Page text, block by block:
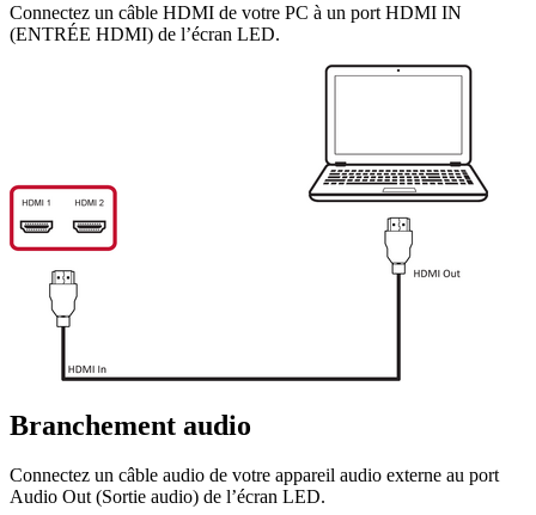
Connectez un câble HDMI de votre PC à un port HDMI IN
(ENTRÉE HDMI) de l’écran LED.
Branchement audio
Connectez un câble audio de votre appareil audio externe au port
Audio Out (Sortie audio) de l’écran LED.